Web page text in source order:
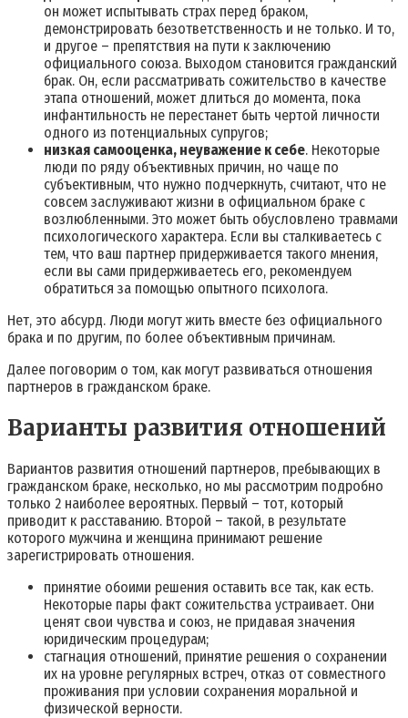
он может испытывать страх перед браком,
демонстрировать безответственность и не только. И то,
и другое – препятствия на пути к заключению
официального союза. Выходом становится гражданский
брак. Он, если рассматривать сожительство в качестве
этапа отношений, может длиться до момента, пока
инфантильность не перестанет быть чертой личности
одного из потенциальных супругов;
низкая самооценка, неуважение к себе. Некоторые
люди по ряду объективных причин, но чаще по
субъективным, что нужно подчеркнуть, считают, что не
совсем заслуживают жизни в официальном браке с
возлюбленными. Это может быть обусловлено травмами
психологического характера. Если вы сталкиваетесь с
тем, что ваш партнер придерживается такого мнения,
если вы сами придерживаетесь его, рекомендуем
обратиться за помощью опытного психолога.
Нет, это абсурд. Люди могут жить вместе без официального
брака и по другим, по более объективным причинам.
Далее поговорим о том, как могут развиваться отношения
партнеров в гражданском браке.
Варианты развития отношений
Вариантов развития отношений партнеров, пребывающих в
гражданском браке, несколько, но мы рассмотрим подробно
только 2 наиболее вероятных. Первый – тот, который
приводит к расставанию. Второй – такой, в результате
которого мужчина и женщина принимают решение
зарегистрировать отношения.
принятие обоими решения оставить все так, как есть.
Некоторые пары факт сожительства устраивает. Они
ценят свои чувства и союз, не придавая значения
юридическим процедурам;
стагнация отношений, принятие решения о сохранении
их на уровне регулярных встреч, отказ от совместного
проживания при условии сохранения моральной и
физической верности.